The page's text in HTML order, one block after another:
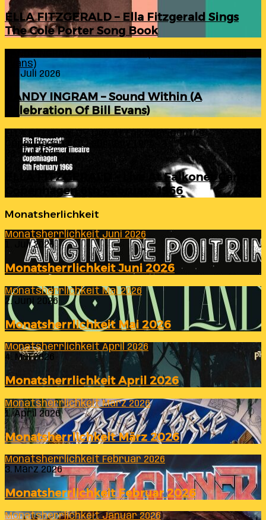
ELLA FITZGERALD – Ella Fitzgerald Sings
The Cole Porter Song Book
Evans)
24. Juli 2026
RANDY INGRAM – Sound Within (A
Celebration Of Bill Evans)
ELLA FITZGERALD – Live At Falkoner Centre
Copenhagen 6th February 1966
23. Juli 2026
ELLA FITZGERALD – Live At Falkoner Centre
Copenhagen 6th February 1966
Monatsherlichkeit
Monatsherrlichkeit Juni 2026
1. Juli 2026
Monatsherrlichkeit Juni 2026
Monatsherrlichkeit Mai 2026
2. Juni 2026
Monatsherrlichkeit Mai 2026
Monatsherrlichkeit April 2026
4. Mai 2026
Monatsherrlichkeit April 2026
Monatsherrlichkeit März 2026
1. April 2026
Monatsherrlichkeit März 2026
Monatsherrlichkeit Februar 2026
3. März 2026
Monatsherrlichkeit Februar 2026
Monatsherrlichkeit Januar 2026